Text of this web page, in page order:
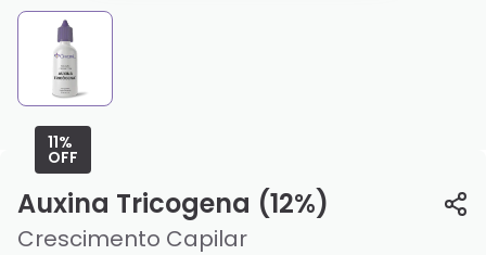
11%
OFF
Auxina Tricogena (12%)
Crescimento Capilar